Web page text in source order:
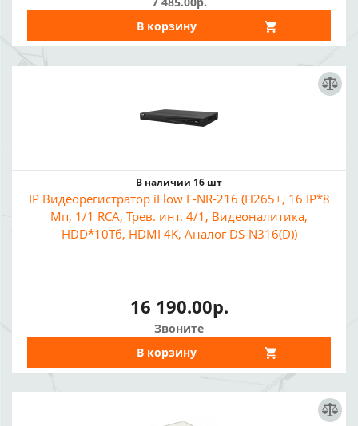
В корзину
В наличии 16 шт
IP Видеорегистратор iFlow F-NR-216 (H265+, 16 IP*8
Мп, 1/1 RCA, Трев. инт. 4/1, Видеоналитика,
HDD*10Тб, HDMI 4K, Аналог DS-N316(D))
16 190.00р.
Звоните
В корзину